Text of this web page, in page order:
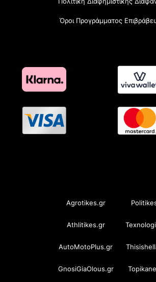
Όροι Προγράμματος
Agrotikes.gr
Athlitikes.gr
AutoMotoPlus.gr
GnosiGiaOlous.gr